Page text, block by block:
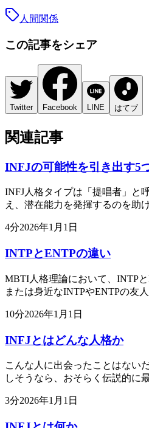
人間関係
この記事をシェア
Twitter Facebook LINE はてブ
関連記事
INFJの可能性を引き出す5
INFJ人格タイプは「提唱者」と
え、潜在能力を発揮するのを助
4分2026年1月1日
INTPとENTPの違い
MBTI人格理論において、INTP
または身近なINTPやENTPの友
10分2026年1月1日
INFJとはどんな人格か
こんな人に出会ったことはない
しそうなら、おそらく伝説的
3分2026年1月1日